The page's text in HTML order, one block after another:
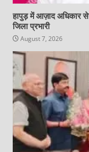
हापुड़ में आज़ाद अधिकार
जिला प्रभारी
August 7, 2026